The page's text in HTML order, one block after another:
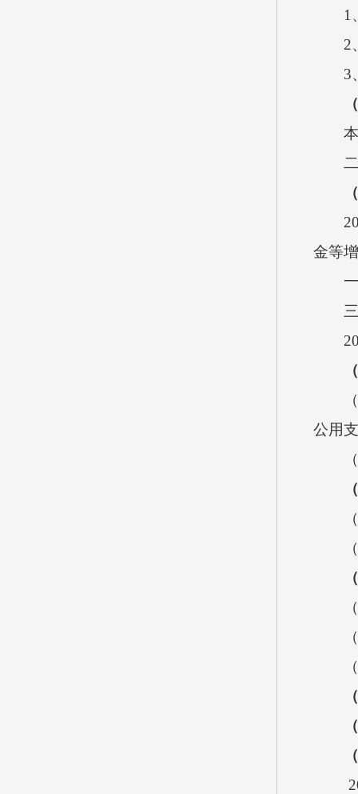
1
2
3
金等
公用
（
（
（
（
（